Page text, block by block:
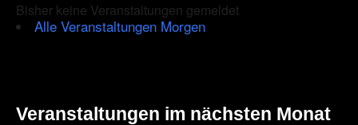
human.
Bisher keine Veranstaltungen gemeldet
Alle Veranstaltungen Morgen
Veranstaltungen im nächsten Monat